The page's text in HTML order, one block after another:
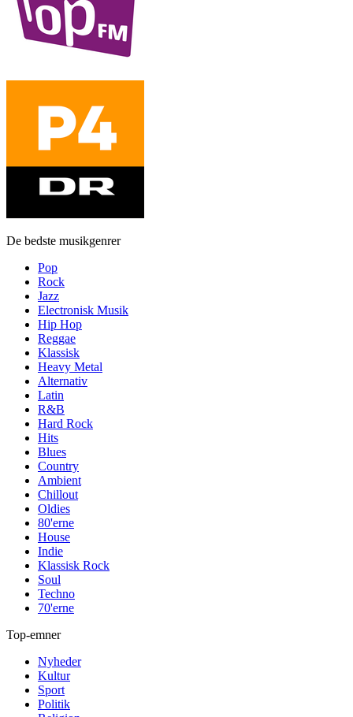
De bedste musikgenrer
Pop
Rock
Jazz
Electronisk Musik
Hip Hop
Reggae
Klassisk
Heavy Metal
Alternativ
Latin
R&B
Hard Rock
Hits
Blues
Country
Ambient
Chillout
Oldies
80'erne
House
Indie
Klassisk Rock
Soul
Techno
70'erne
Top-emner
Nyheder
Kultur
Sport
Politik